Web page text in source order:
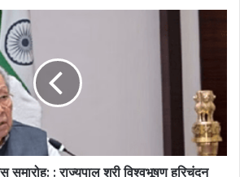
समारोह: : राज्यपाल श्री विश्वभूषण हरिचंदन